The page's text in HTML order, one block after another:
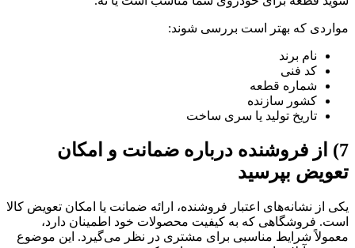
مواردی که بهتر است بررسی شوند:
نام برند
کد فنی
شماره قطعه
کشور سازنده
تاریخ تولید یا سری ساخت
7) از فروشنده درباره ضمانت و امکان
تعویض بپرسید
یکی از نشانه‌های اعتبار فروشنده، ارائه ضمانت یا امکان تعویض کالا
است. فروشگاهی که به کیفیت محصولات خود اطمینان دارد،
معمولاً شرایط مناسبی برای مشتری در نظر می‌گیرد. این موضوع